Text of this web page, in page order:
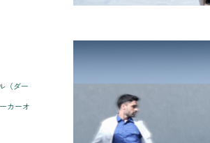
（ダー
カーオ